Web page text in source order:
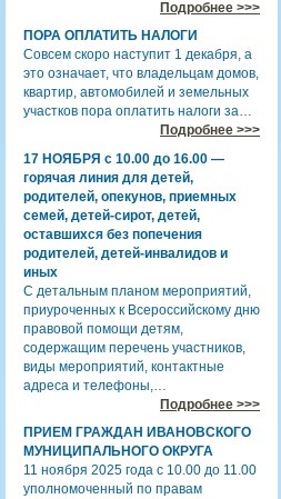
Подробнее >>>
ПОРА ОПЛАТИТЬ НАЛОГИ
Совсем скоро наступит 1 декабря, а
это означает, что владельцам домов,
квартир, автомобилей и земельных
участков пора оплатить налоги за…
Подробнее >>>
17 НОЯБРЯ с 10.00 до 16.00 —
горячая линия для детей,
родителей, опекунов, приемных
семей, детей-сирот, детей,
оставшихся без попечения
родителей, детей-инвалидов и
иных
С детальным планом мероприятий,
приуроченных к Всероссийскому дню
правовой помощи детям,
содержащим перечень участников,
виды мероприятий, контактные
адреса и телефоны,…
Подробнее >>>
ПРИЕМ ГРАЖДАН ИВАНОВСКОГО
МУНИЦИПАЛЬНОГО ОКРУГА
11 ноября 2025 года с 10.00 до 11.00
уполномоченный по правам